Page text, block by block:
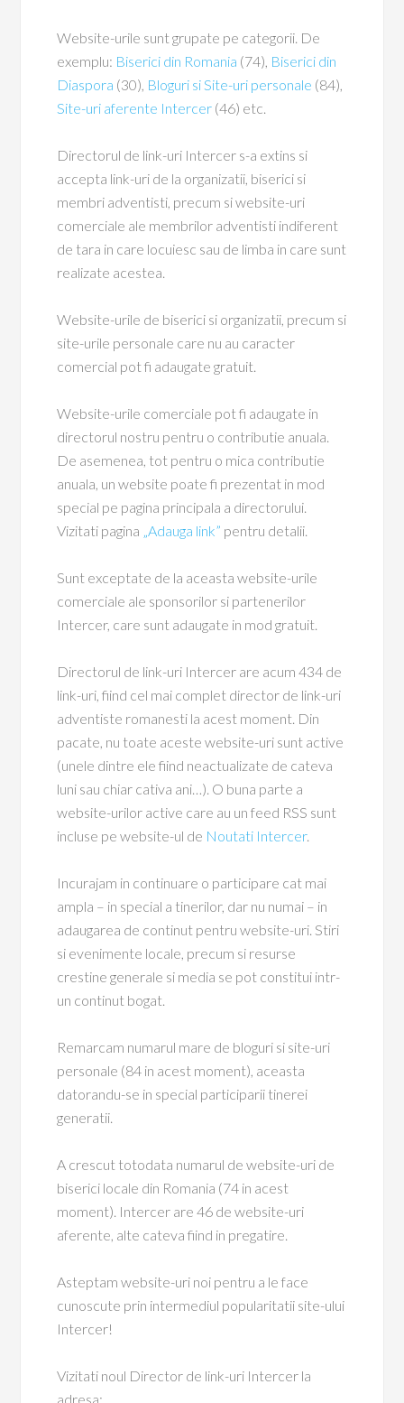
Website-urile sunt grupate pe categorii. De
exemplu: Biserici din Romania (74), Biserici din
Diaspora (30), Bloguri si Site-uri personale (84),
Site-uri aferente Intercer (46) etc.
Directorul de link-uri Intercer s-a extins si
accepta link-uri de la organizatii, biserici si
membri adventisti, precum si website-uri
comerciale ale membrilor adventisti indiferent
de tara in care locuiesc sau de limba in care sunt
realizate acestea.
Website-urile de biserici si organizatii, precum si
site-urile personale care nu au caracter
comercial pot fi adaugate gratuit.
Website-urile comerciale pot fi adaugate in
directorul nostru pentru o contributie anuala.
De asemenea, tot pentru o mica contributie
anuala, un website poate fi prezentat in mod
special pe pagina principala a directorului.
Vizitati pagina „Adauga link” pentru detalii.
Sunt exceptate de la aceasta website-urile
comerciale ale sponsorilor si partenerilor
Intercer, care sunt adaugate in mod gratuit.
Directorul de link-uri Intercer are acum 434 de
link-uri, fiind cel mai complet director de link-uri
adventiste romanesti la acest moment. Din
pacate, nu toate aceste website-uri sunt active
(unele dintre ele fiind neactualizate de cateva
luni sau chiar cativa ani…). O buna parte a
website-urilor active care au un feed RSS sunt
incluse pe website-ul de Noutati Intercer.
Incurajam in continuare o participare cat mai
ampla – in special a tinerilor, dar nu numai – in
adaugarea de continut pentru website-uri. Stiri
si evenimente locale, precum si resurse
crestine generale si media se pot constitui intr-
un continut bogat.
Remarcam numarul mare de bloguri si site-uri
personale (84 in acest moment), aceasta
datorandu-se in special participarii tinerei
generatii.
A crescut totodata numarul de website-uri de
biserici locale din Romania (74 in acest
moment). Intercer are 46 de website-uri
aferente, alte cateva fiind in pregatire.
Asteptam website-uri noi pentru a le face
cunoscute prin intermediul popularitatii site-ului
Intercer!
Vizitati noul Director de link-uri Intercer la
adresa: